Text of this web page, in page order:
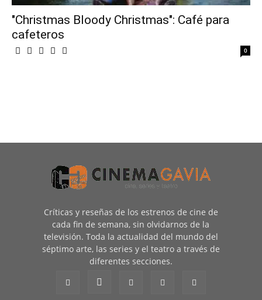
"Christmas Bloody Christmas": Café para
cafeteros
0
Críticas y reseñas de los estrenos de cine de
cada fin de semana, sin olvidarnos de la
televisión. Toda la actualidad del mundo del
séptimo arte, las series y el teatro a través de
diferentes secciones.